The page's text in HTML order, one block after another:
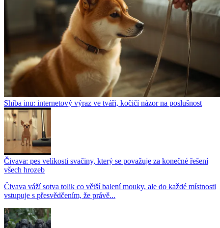
Shiba inu: internetový výraz ve tváři, kočičí názor na poslušnost
Čivava: pes velikosti svačiny, který se považuje za konečné řešení
všech hrozeb
Čivava váží sotva tolik co větší balení mouky, ale do každé místnosti
vstupuje s přesvědčením, že právě...